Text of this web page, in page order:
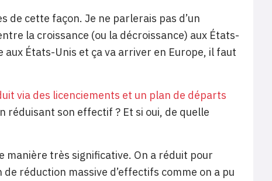
de cette façon. Je ne parlerais pas d’un
la croissance (ou la décroissance) aux États-
aux États-Unis et ça va arriver en Europe, il faut
via des licenciements et un plan de départs
réduisant son effectif ? Et si oui, de quelle
manière très significative. On a réduit pour
réduction massive d’effectifs comme on a pu